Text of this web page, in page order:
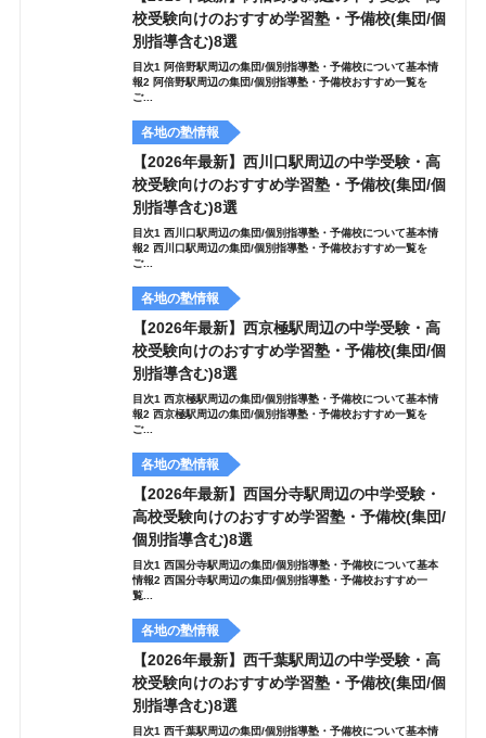
校受験向けのおすすめ学習塾・予備校(集団/個
別指導含む)8選
目次1 阿倍野駅周辺の集団/個別指導塾・予備校について基本情
報2 阿倍野駅周辺の集団/個別指導塾・予備校おすすめ一覧を
ご...
各地の塾情報
【2026年最新】西川口駅周辺の中学受験・高
校受験向けのおすすめ学習塾・予備校(集団/個
別指導含む)8選
目次1 西川口駅周辺の集団/個別指導塾・予備校について基本情
報2 西川口駅周辺の集団/個別指導塾・予備校おすすめ一覧を
ご...
各地の塾情報
【2026年最新】西京極駅周辺の中学受験・高
校受験向けのおすすめ学習塾・予備校(集団/個
別指導含む)8選
目次1 西京極駅周辺の集団/個別指導塾・予備校について基本情
報2 西京極駅周辺の集団/個別指導塾・予備校おすすめ一覧を
ご...
各地の塾情報
【2026年最新】西国分寺駅周辺の中学受験・
高校受験向けのおすすめ学習塾・予備校(集団/
個別指導含む)8選
目次1 西国分寺駅周辺の集団/個別指導塾・予備校について基本
情報2 西国分寺駅周辺の集団/個別指導塾・予備校おすすめ一
覧...
各地の塾情報
【2026年最新】西千葉駅周辺の中学受験・高
校受験向けのおすすめ学習塾・予備校(集団/個
別指導含む)8選
目次1 西千葉駅周辺の集団/個別指導塾・予備校について基本情